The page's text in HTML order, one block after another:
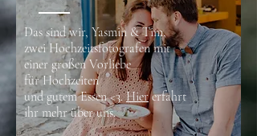
Das sind wir, Yasmin & Tim,
zwei Hochzeitsfotografen mit
einer großen Vorliebe
für Hochzeiten
und gutem Essen <3.Hiererfahrt
ihr mehr über uns.